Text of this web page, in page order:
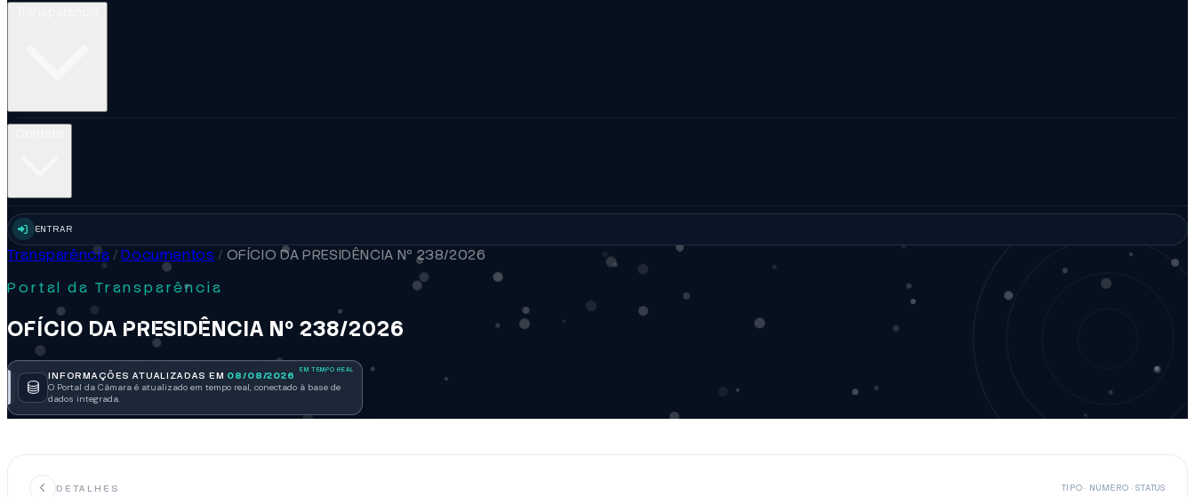
ENTRAR
Transparência / Documentos / OFÍCIO DA PRESIDÊNCIA Nº 238/2026
Portal da Transparência
OFÍCIO DA PRESIDÊNCIA Nº 238/2026
INFORMAÇÕES ATUALIZADAS EM 08/08/2026
O Portal da Câmara é atualizado em tempo real, conectado à base de
dados integrada.
DETALHES TIPO · NÚMERO · STATUS